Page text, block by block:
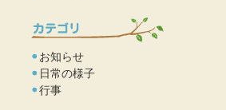
お知らせ
日常の様子
行事